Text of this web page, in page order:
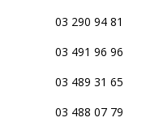
03 290 94 81
03 491 96 96
03 489 31 65
03 488 07 79